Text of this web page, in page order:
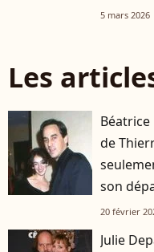
ses six
5 mars 2026
Les
de
son
20 février
Julie